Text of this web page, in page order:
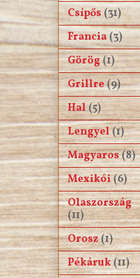
Csípős (31)
Francia (3)
Görög(1)
Grillre(9)
Hal(5)
Lengyel (1)
Magyaros(8)
Mexikói(6)
Olaszország
(11)
Orosz(1)
Pékáruk(11)